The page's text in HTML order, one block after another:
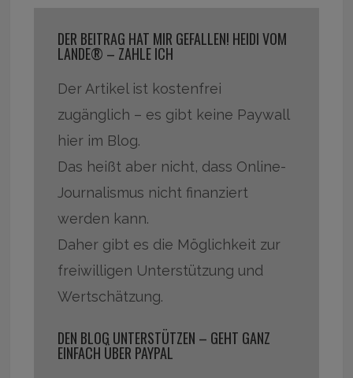
DER BEITRAG HAT MIR GEFALLEN! HEIDI VOM
LANDE® – ZAHLE ICH
Der Artikel ist kostenfrei
zugänglich – es gibt keine Paywall
hier im Blog.
Das heißt aber nicht, dass Online-
Journalismus nicht finanziert
werden kann.
Daher gibt es die Möglichkeit zur
freiwilligen Unterstützung und
Wertschätzung.
DEN BLOG UNTERSTÜTZEN – GEHT GANZ
EINFACH ÜBER PAYPAL